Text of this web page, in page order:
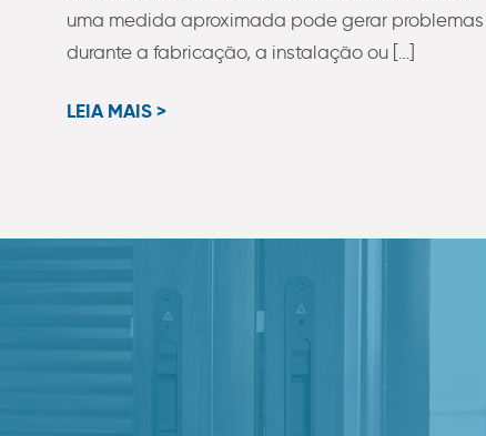
uma medida aproximada pode gerar problemas
durante a fabricação, a instalação ou […]
LEIA MAIS >